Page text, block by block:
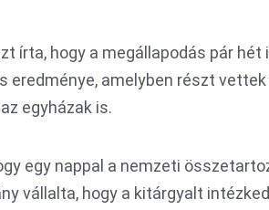
írta, hogy a megállapodás pár
eredménye, amelyben részt
egyházak is.
egy nappal a nemzeti
vállalta, hogy a kitárgyalt